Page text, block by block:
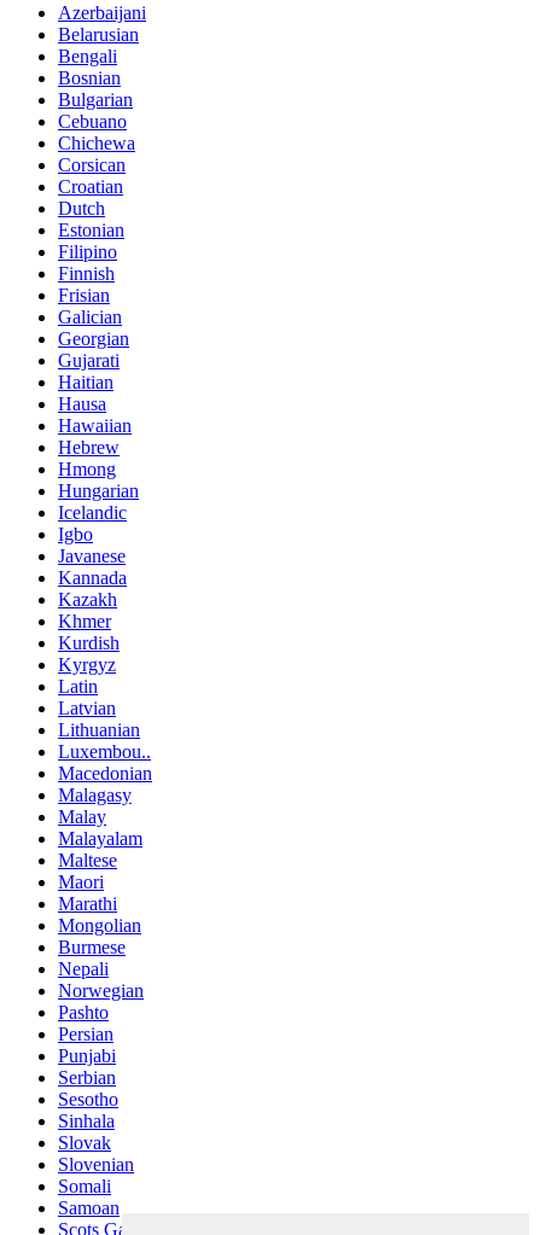
Azerbaijani
Belarusian
Bengali
Bosnian
Bulgarian
Cebuano
Chichewa
Corsican
Croatian
Dutch
Estonian
Filipino
Finnish
Frisian
Galician
Georgian
Gujarati
Haitian
Hausa
Hawaiian
Hebrew
Hmong
Hungarian
Icelandic
Igbo
Javanese
Kannada
Kazakh
Khmer
Kurdish
Kyrgyz
Latin
Latvian
Lithuanian
Luxembou..
Macedonian
Malagasy
Malay
Malayalam
Maltese
Maori
Marathi
Mongolian
Burmese
Nepali
Norwegian
Pashto
Persian
Punjabi
Serbian
Sesotho
Sinhala
Slovak
Slovenian
Somali
Samoan
Scots Gaelic